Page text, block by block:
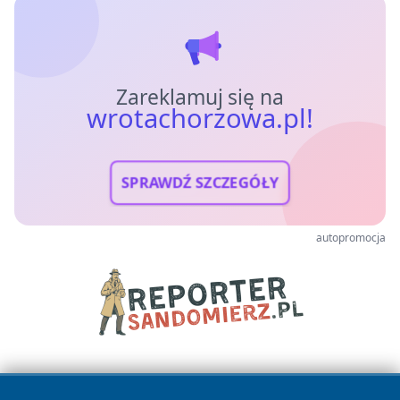
Zareklamuj się na
wrotachorzowa.pl!
SPRAWDŹ SZCZEGÓŁY
autopromocja